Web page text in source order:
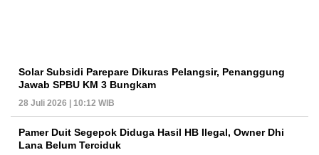
Solar Subsidi Parepare Dikuras Pelangsir, Penanggung
Jawab SPBU KM 3 Bungkam
28 Juli 2026 | 10:12 WIB
Pamer Duit Segepok Diduga Hasil HB Ilegal, Owner Dhi
Lana Belum Terciduk